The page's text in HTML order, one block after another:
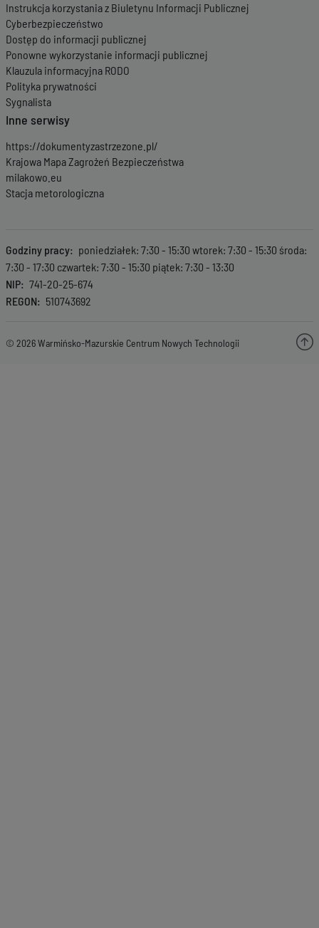
Instrukcja korzystania z Biuletynu Informacji Publicznej
Cyberbezpieczeństwo
Dostęp do informacji publicznej
Ponowne wykorzystanie informacji publicznej
Klauzula informacyjna RODO
Polityka prywatności
Sygnalista
Inne serwisy
https://dokumentyzastrzezone.pl/
Krajowa Mapa Zagrożeń Bezpieczeństwa
milakowo.eu
Stacja metorologiczna
Godziny pracy
poniedziałek: 7:30 - 15:30 wtorek: 7:30 - 15:30 środa:
7:30 - 17:30 czwartek: 7:30 - 15:30 piątek: 7:30 - 13:30
NIP
741-20-25-674
REGON
510743692
© 2026 Warmińsko-Mazurskie Centrum Nowych Technologii